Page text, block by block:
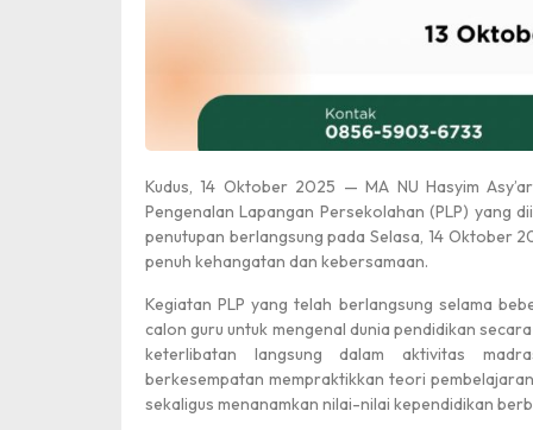
Kudus, 14 Oktober 2025 — MA NU Hasyim
Pengenalan Lapangan Persekolahan (PLP) yang
penutupan berlangsung pada Selasa, 14 Oktober
penuh kehangatan dan kebersamaan.
Kegiatan PLP yang telah berlangsung selama
calon guru untuk mengenal dunia pendidikan
keterlibatan langsung dalam aktivitas
berkesempatan mempraktikkan teori
sekaligus menanamkan nilai-nilai kependidikan
Juara 1